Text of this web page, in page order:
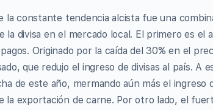
la constante tendencia alcista fue una
la divisa en el mercado local. El primero es
Originado por la caída del 30% en el
que redujo el ingreso de divisas al país. A
de este año, mermando aún más el
la exportación de carne. Por otro lado, el